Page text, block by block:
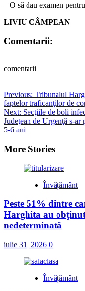
– O să dau examen
LIVIU CÂMPEAN
Comentarii:
comentarii
Post
navigation
Previous: Tribunalul
faptelor traficanţilor de
Next: Secţiile de boli
Judeţean de Urgenţă s-
5-6 ani
More Stories
Învățământ
Peste 51% dintre
Harghita au
nedeterminată
iulie 31, 2026 0
Învățământ